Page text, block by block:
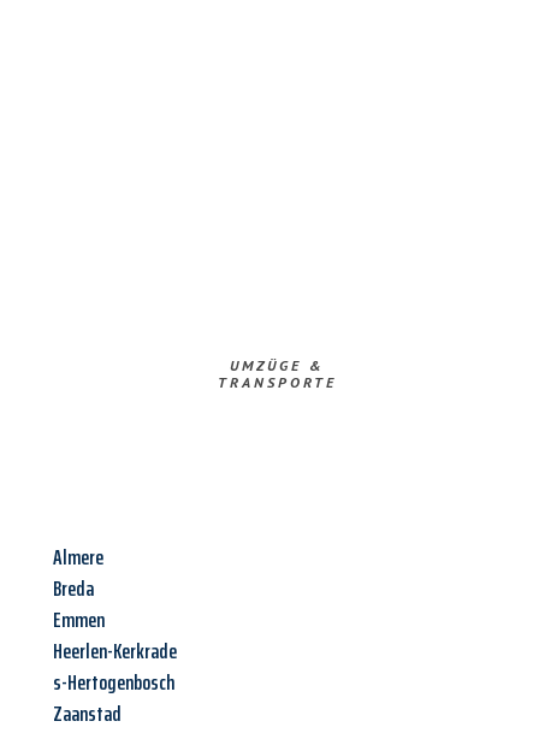
UMZÜGE &
TRANSPORTE
Almere
Breda
Emmen
Heerlen-Kerkrade
s-Hertogenbosch
Zaanstad